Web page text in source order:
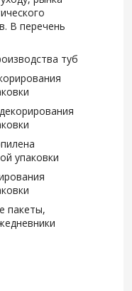
В перечень
туб
упаковки
пакеты,